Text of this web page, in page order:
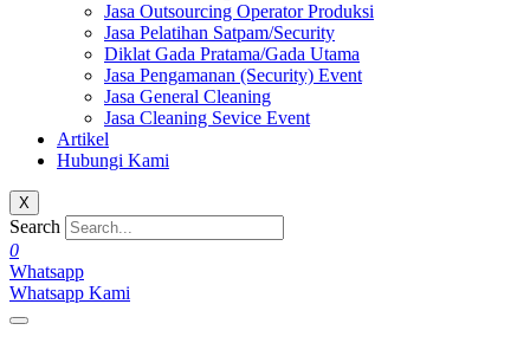
Jasa Outsourcing Operator Produksi
Jasa Pelatihan Satpam/Security
Diklat Gada Pratama/Gada Utama
Jasa Pengamanan (Security) Event
Jasa General Cleaning
Jasa Cleaning Sevice Event
Artikel
Hubungi Kami
X
Search
0
Whatsapp
Whatsapp Kami